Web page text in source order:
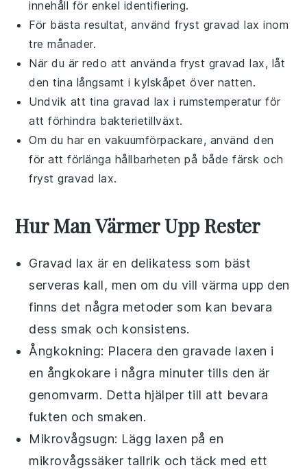
innehåll för enkel identifiering.
För bästa resultat, använd fryst gravad lax inom
tre månader.
När du är redo att använda fryst gravad lax, låt
den tina långsamt i kylskåpet över natten.
Undvik att tinagravad lax i rumstemperatur för
att förhindra bakterietillväxt.
Om du har en vakuumförpackare, använd den
för att förlänga hållbarheten på både färsk och
frystgravad lax.
Hur Man Värmer Upp Rester
Gravad lax är en delikatess som bäst
serveras kall, men om du vill värma upp den
finns det några metoder som kan bevara
dess smak och konsistens.
Ångkokning: Placera den gravade laxen i
en ångkokare i några minuter tills den är
genomvarm. Detta hjälper till att bevara
fukten och smaken.
Mikrovågsugn: Lägg laxen på en
mikrovågssäker tallrik och täck med ett